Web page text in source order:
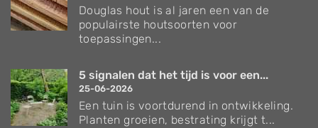
Douglas hout is al jaren een van de
populairste houtsoorten voor
toepassingen...
5 signalen dat het tijd is voor een...
25-06-2026
Een tuin is voortdurend in ontwikkeling.
Planten groeien, bestrating krijgt t...